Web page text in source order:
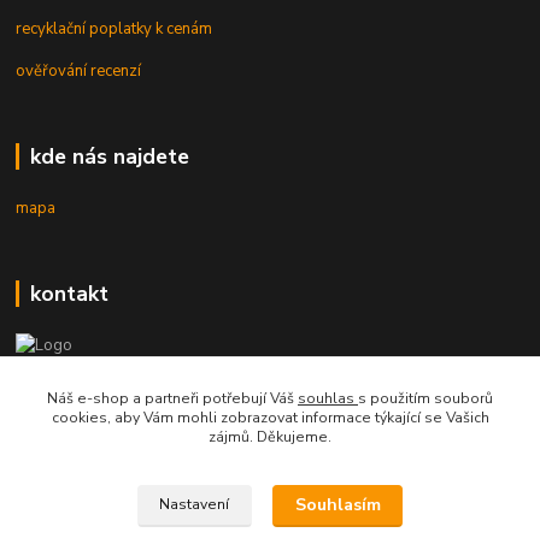
recyklační poplatky k cenám
ověřování recenzí
kde nás najdete
mapa
kontakt
mobil 605 268 512
Po-Pá, 8-16 hod.
Náš e-shop a partneři potřebují Váš souhlas s použitím souborů
cookies, aby Vám mohli zobrazovat informace týkající se Vašich
zájmů. Děkujeme.
Nastavení Souhlasím